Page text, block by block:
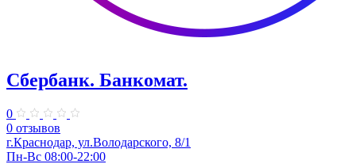
Сбербанк. Банкомат.
0
0 отзывов
​г.Краснодар, ул.​Володарского, 8/1
Пн-Вс 08:00-22:00